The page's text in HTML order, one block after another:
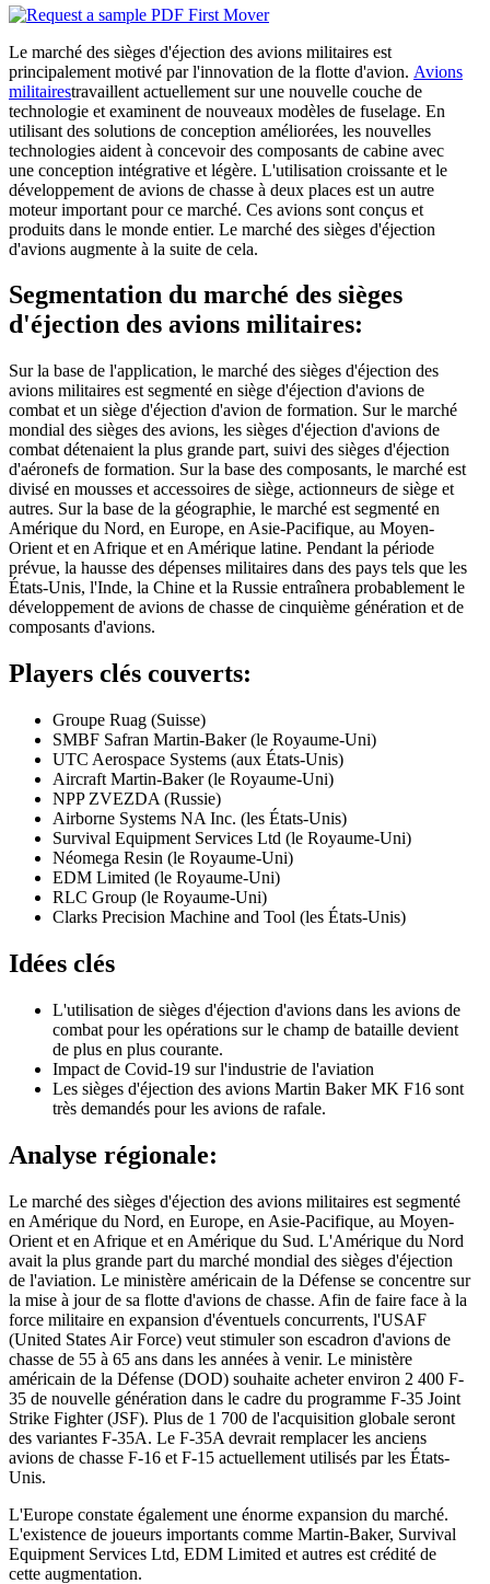
Le marché des sièges d'éjection des avions militaires est
principalement motivé par l'innovation de la flotte d'avion. Avions
militairestravaillent actuellement sur une nouvelle couche de
technologie et examinent de nouveaux modèles de fuselage. En
utilisant des solutions de conception améliorées, les nouvelles
technologies aident à concevoir des composants de cabine avec
une conception intégrative et légère. L'utilisation croissante et le
développement de avions de chasse à deux places est un autre
moteur important pour ce marché. Ces avions sont conçus et
produits dans le monde entier. Le marché des sièges d'éjection
d'avions augmente à la suite de cela.
Segmentation du marché des sièges
d'éjection des avions militaires:
Sur la base de l'application, le marché des sièges d'éjection des
avions militaires est segmenté en siège d'éjection d'avions de
combat et un siège d'éjection d'avion de formation. Sur le marché
mondial des sièges des avions, les sièges d'éjection d'avions de
combat détenaient la plus grande part, suivi des sièges d'éjection
d'aéronefs de formation. Sur la base des composants, le marché est
divisé en mousses et accessoires de siège, actionneurs de siège et
autres. Sur la base de la géographie, le marché est segmenté en
Amérique du Nord, en Europe, en Asie-Pacifique, au Moyen-
Orient et en Afrique et en Amérique latine. Pendant la période
prévue, la hausse des dépenses militaires dans des pays tels que les
États-Unis, l'Inde, la Chine et la Russie entraînera probablement le
développement de avions de chasse de cinquième génération et de
composants d'avions.
Players clés couverts:
Groupe Ruag (Suisse)
SMBF Safran Martin-Baker (le Royaume-Uni)
UTC Aerospace Systems (aux États-Unis)
Aircraft Martin-Baker (le Royaume-Uni)
NPP ZVEZDA (Russie)
Airborne Systems NA Inc. (les États-Unis)
Survival Equipment Services Ltd (le Royaume-Uni)
Néomega Resin (le Royaume-Uni)
EDM Limited (le Royaume-Uni)
RLC Group (le Royaume-Uni)
Clarks Precision Machine and Tool (les États-Unis)
Idées clés
L'utilisation de sièges d'éjection d'avions dans les avions de
combat pour les opérations sur le champ de bataille devient
de plus en plus courante.
Impact de Covid-19 sur l'industrie de l'aviation
Les sièges d'éjection des avions Martin Baker MK F16 sont
très demandés pour les avions de rafale.
Analyse régionale:
Le marché des sièges d'éjection des avions militaires est segmenté
en Amérique du Nord, en Europe, en Asie-Pacifique, au Moyen-
Orient et en Afrique et en Amérique du Sud. L'Amérique du Nord
avait la plus grande part du marché mondial des sièges d'éjection
de l'aviation. Le ministère américain de la Défense se concentre sur
la mise à jour de sa flotte d'avions de chasse. Afin de faire face à la
force militaire en expansion d'éventuels concurrents, l'USAF
(United States Air Force) veut stimuler son escadron d'avions de
chasse de 55 à 65 ans dans les années à venir. Le ministère
américain de la Défense (DOD) souhaite acheter environ 2 400 F-
35 de nouvelle génération dans le cadre du programme F-35 Joint
Strike Fighter (JSF). Plus de 1 700 de l'acquisition globale seront
des variantes F-35A. Le F-35A devrait remplacer les anciens
avions de chasse F-16 et F-15 actuellement utilisés par les États-
Unis.
L'Europe constate également une énorme expansion du marché.
L'existence de joueurs importants comme Martin-Baker, Survival
Equipment Services Ltd, EDM Limited et autres est crédité de
cette augmentation.